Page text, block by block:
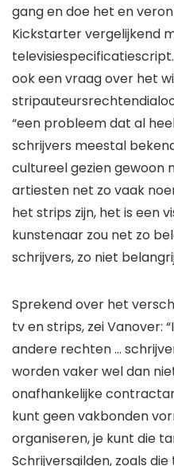
gang en doe het en
Kickstarter vergelijkend
ook een vraag over het
“een probleem dat al
schrijvers meestal
cultureel gezien gewoon
artiesten net zo vaak
het strips zijn, het is een
kunstenaar zou net zo
schrijvers, zo niet
Sprekend over het
tv en strips, zei Vanover:
andere rechten …
worden vaker wel dan
onafhankelijke
kunt geen vakbonden
organiseren, je kunt die
Schrijversgilden, zoals